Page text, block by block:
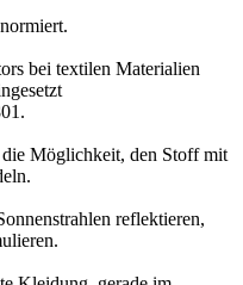
bei textilen Materialien
die Möglichkeit, den Stoff mit
reflektieren,